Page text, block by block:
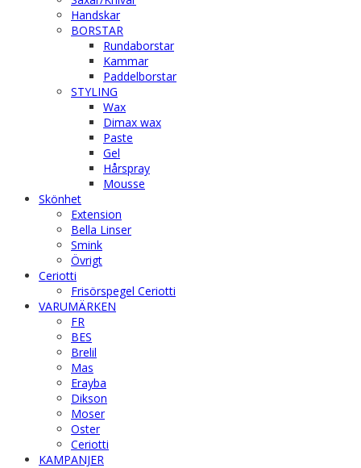
Handskar
BORSTAR
Rundaborstar
Kammar
Paddelborstar
STYLING
Wax
Dimax wax
Paste
Gel
Hårspray
Mousse
Skönhet
Extension
Bella Linser
Smink
Övrigt
Ceriotti
Frisörspegel Ceriotti
VARUMÄRKEN
FR
BES
Brelil
Mas
Erayba
Dikson
Moser
Oster
Ceriotti
KAMPANJER